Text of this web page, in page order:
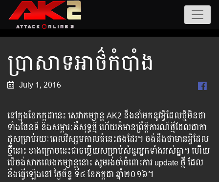
ប្រាសាទអាថ៌កំបាំង
July 1, 2016
នៅ​​ក្នុង​​ខែ​​កក្កដា​នេះ សេវាកម្សាន្ត AK2 នឹង​នាំ​មក​នូវ​អ្វីដែល​ថ្មី​មិន​ថា​
ទាំង​ផែនទី​ និង​សម្ភារៈ​គឺ​សុទ្ធ​ថ្មី ហើយ​ក៏​មាន​ព្រឹត្តិការណ៍​ថ្មី​ដែល​ជា​កា​
ដូ​សម្រាប់​រយៈ​ពេល​វិស្សម​កាល​ធំ​​នេះ​ផង​ដែរ។ ចង់​ដឹង​ថា​មាន​អ្វី​ដែល​
ថ្មី​នោះ ខាង​ក្រោម​នេះ​ជា​ចម្លើយ​សម្រាប់​សំនួរ​អ្នក​ទាំង​អស់​គ្នា។ ហើយ​
បើ​ចង់​សាក​លេង​កម្សាន្ត​នោះ សូម​រង់​ចាំ​ចំពោះ​​​​​​​​​ការ​​​​​​ ​​update​ ​​​​​ថ្មី ដែល​
នឹង​​​​ធ្វើ​​​​ឡើង​​​នៅ​​ ថ្ងៃ​​ច័ន្ទ ​​ទី៤ ខែកក្កដា ​ឆ្នាំ២០១៦។